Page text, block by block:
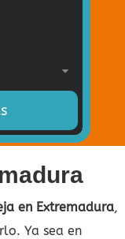
en Extremadura,
Ya sea en